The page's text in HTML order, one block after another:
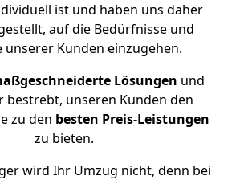
ist und haben uns daher
auf die Bedürfnisse und
unserer Kunden einzugehen.
Lösungen und
bestrebt, unseren Kunden den
zu den besten Preis-Leistungen
zu bieten.
wird Ihr Umzug nicht, denn bei